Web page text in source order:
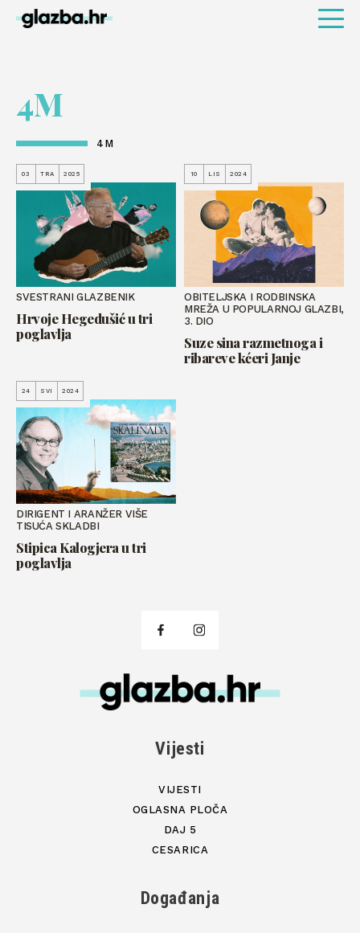
4M
4M
03 TRA 2025
SVESTRANI GLAZBENIK
Hrvoje Hegedušić u tri
poglavlja
10 LIS 2024
OBITELJSKA I RODBINSKA
MREŽA U POPULARNOJ GLAZBI,
3. DIO
Suze sina razmetnoga i
ribareve kćeri Janje
24 SVI 2024
DIRIGENT I ARANŽER VIŠE
TISUĆA SKLADBI
Stipica Kalogjera u tri
poglavlja
Vijesti
VIJESTI
OGLASNA PLOČA
DAJ 5
CESARICA
Događanja